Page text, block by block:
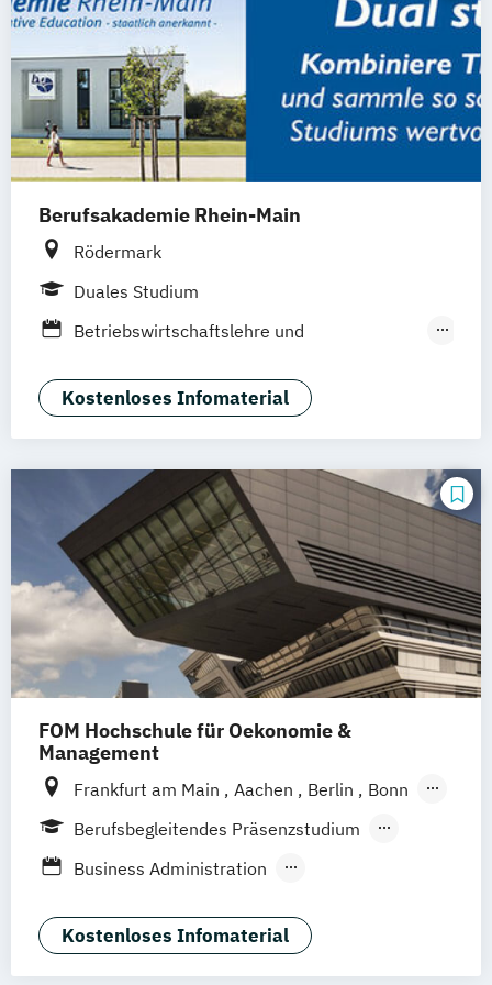
Berufsakademie Rhein-Main
Rödermark
Duales Studium
Betriebswirtschaftslehre und
Open Campus mit großer
Studienplatzbörse
Kostenloses Infomaterial
FOM Hochschule für Oekonomie &
Management
Frankfurt am Main Aachen Berlin
Bonn
Bremen
Dortmund
Duisburg
Köln Mannheim München
Neuss Nürnberg Siegen Stuttgart
Wesel Wuppertal Augsburg
Leipzig Gütersloh Hagen Karlsruhe
Berufsbegleitendes Präsenzstudium
Blended Learning
Business Administration
International Management
KI & Business Analytics
Kostenloses Infomaterial